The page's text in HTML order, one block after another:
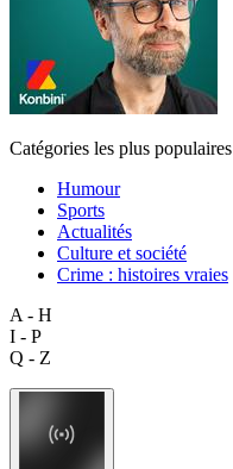
Catégories les plus populaires
Humour
Sports
Actualités
Culture et société
Crime : histoires vraies
A - H
I - P
Q - Z